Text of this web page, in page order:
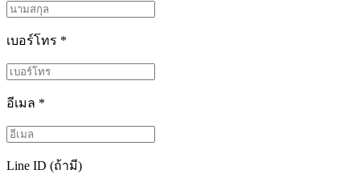
เบอร์โทร *
อีเมล *
Line ID (ถ้ามี)